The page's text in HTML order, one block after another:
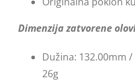
Dimenzija zatvorene
Dužina: 132.00mm
26g